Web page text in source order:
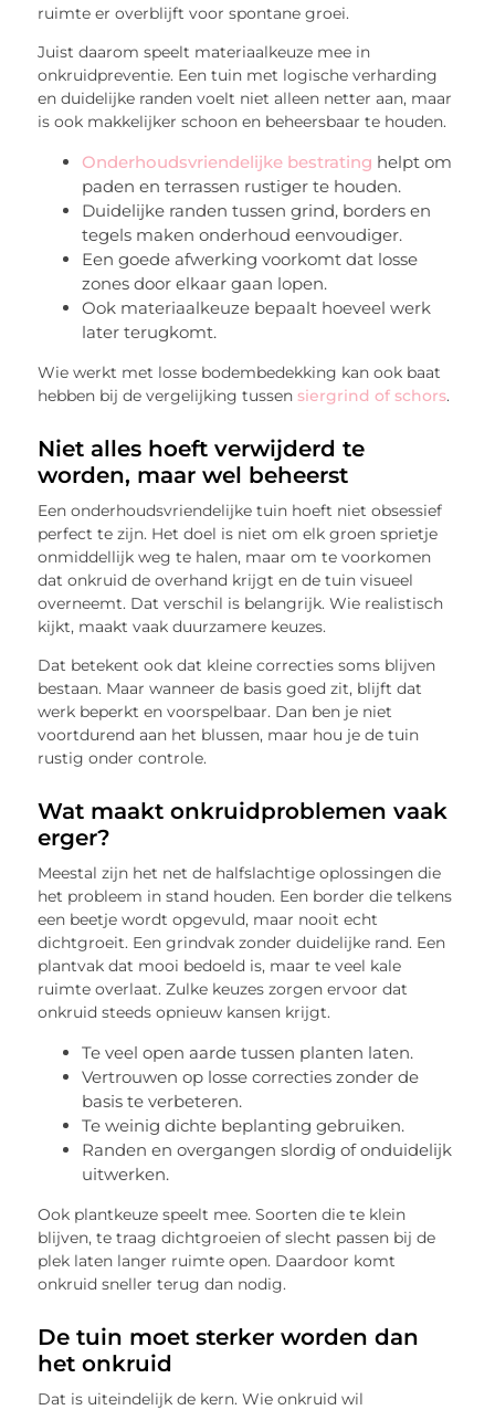
ruimte er overblijft voor spontane groei.
Juist daarom speelt materiaalkeuze mee in
onkruidpreventie. Een tuin met logische verharding
en duidelijke randen voelt niet alleen netter aan, maar
is ook makkelijker schoon en beheersbaar te houden.
Onderhoudsvriendelijke bestrating helpt om
paden en terrassen rustiger te houden.
Duidelijke randen tussen grind, borders en
tegels maken onderhoud eenvoudiger.
Een goede afwerking voorkomt dat losse
zones door elkaar gaan lopen.
Ook materiaalkeuze bepaalt hoeveel werk
later terugkomt.
Wie werkt met losse bodembedekking kan ook baat
hebben bij de vergelijking tussensiergrind of schors.
Niet alles hoeft verwijderd te
worden, maar wel beheerst
Een onderhoudsvriendelijke tuin hoeft niet obsessief
perfect te zijn. Het doel is niet om elk groen sprietje
onmiddellijk weg te halen, maar om te voorkomen
dat onkruid de overhand krijgt en de tuin visueel
overneemt. Dat verschil is belangrijk. Wie realistisch
kijkt, maakt vaak duurzamere keuzes.
Dat betekent ook dat kleine correcties soms blijven
bestaan. Maar wanneer de basis goed zit, blijft dat
werk beperkt en voorspelbaar. Dan ben je niet
voortdurend aan het blussen, maar hou je de tuin
rustig onder controle.
Wat maakt onkruidproblemen vaak
erger?
Meestal zijn het net de halfslachtige oplossingen die
het probleem in stand houden. Een border die telkens
een beetje wordt opgevuld, maar nooit echt
dichtgroeit. Een grindvak zonder duidelijke rand. Een
plantvak dat mooi bedoeld is, maar te veel kale
ruimte overlaat. Zulke keuzes zorgen ervoor dat
onkruid steeds opnieuw kansen krijgt.
Te veel open aarde tussen planten laten.
Vertrouwen op losse correcties zonder de
basis te verbeteren.
Te weinig dichte beplanting gebruiken.
Randen en overgangen slordig of onduidelijk
uitwerken.
Ook plantkeuze speelt mee. Soorten die te klein
blijven, te traag dichtgroeien of slecht passen bij de
plek laten langer ruimte open. Daardoor komt
onkruid sneller terug dan nodig.
De tuin moet sterker worden dan
het onkruid
Dat is uiteindelijk de kern. Wie onkruid wil